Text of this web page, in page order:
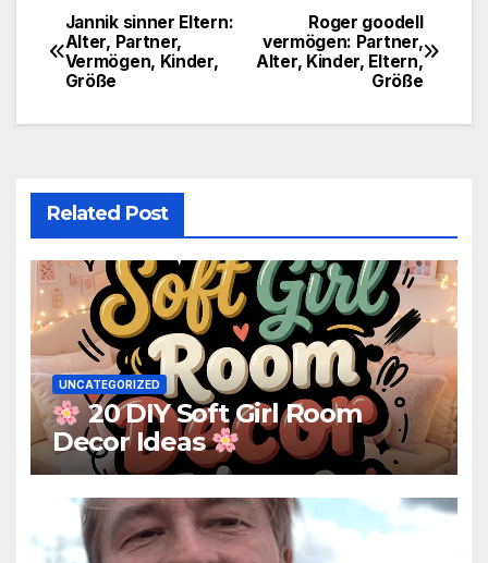
Post
navigation
Roger goodell
vermögen: Partner,
Alter, Kinder, Eltern,
Größe
Jannik sinner Eltern:
Alter, Partner,
Vermögen, Kinder,
Größe
Related Post
UNCATEGORIZED
20 DIY Soft Girl Room
Decor Ideas